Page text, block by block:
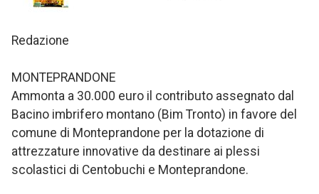
Redazione
MONTEPRANDONE
Ammonta a 30.000 euro il contributo assegnato dal
Bacino imbrifero montano (Bim Tronto) in favore del
comune di Monteprandone per la dotazione di
attrezzature innovative da destinare ai plessi
scolastici di Centobuchi e Monteprandone.